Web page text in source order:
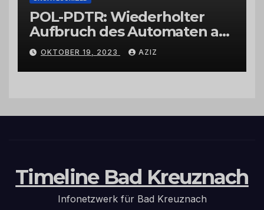
POL-PDTR: Wiederholter
Aufbruch des Automaten am
Wohnmobilstellplatz in
Hermeskeil am Labachweg
OKTOBER 19, 2023 AZIZ
Timeline Bad Kreuznach
Infonetzwerk für Bad Kreuznach